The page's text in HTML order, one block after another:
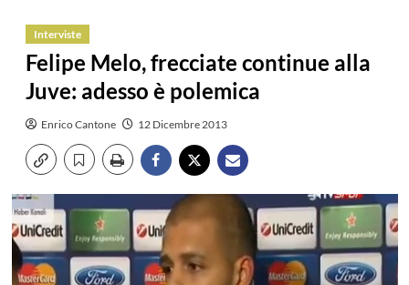
Interviste
Felipe Melo, frecciate continue alla
Juve: adesso è polemica
Enrico Cantone 12 Dicembre 2013